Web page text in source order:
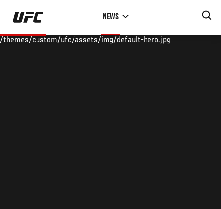
Skip
main
NEWS
/themes/custom/ufc/assets/img/default-hero.jpg